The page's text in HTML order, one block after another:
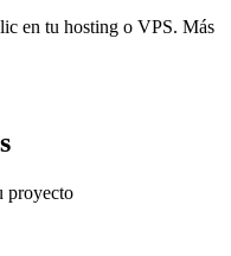
en tu hosting o VPS. Más
proyecto